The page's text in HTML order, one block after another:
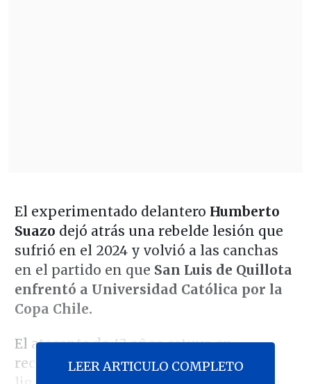
El experimentado delantero Humberto
Suazo dejó atrás una rebelde lesión que
sufrió en el 2024 y volvió a las canchas
en el partido en que San Luis de Quillota
enfrentó a Universidad Católica por la
Copa Chile.
El atacante de 43 años estuvo en
recuperación por una rotura total del
LEER ARTICULO COMPLETO